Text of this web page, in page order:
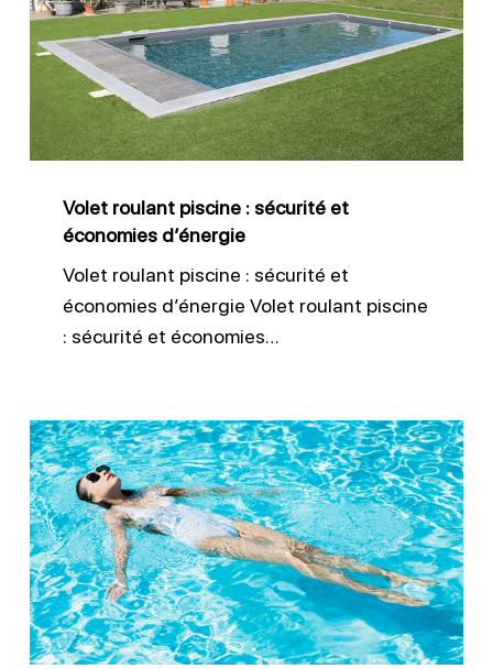
piscine
sécurité
et
économies
Volet roulant piscine : sécurité et
économies d’énergie
Volet roulant piscine : sécurité et
économies d’énergie Volet roulant piscine
: sécurité et économies…
Sécurité
piscine
:
obligations
légales
des
particuliers